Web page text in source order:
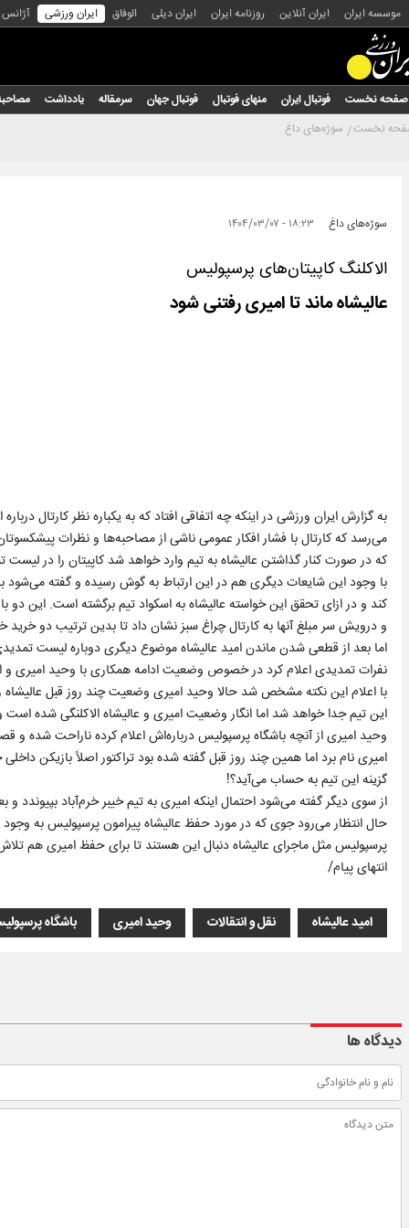
موسسه ایران ایران آنلاین روزنامه ایران ایران دیلی الوفاق ایران ورزشی
صفحه نخست فوتبال ایران منهای فوتبال فوتبال جهان سرمقاله یادداشت
نخست سوژه‌های داغ
سوژه‌های داغ ۱۸:۲۳ - ۱۴۰۴/۰۳/۰۷
الاکلنگ کاپیتان‌های پرسپولیس
عالیشاه ماند تا امیری رفتنی شود
به گزارش ایران ورزشی در اینکه چه اتفاقی افتاد که به یکباره نظر کارتال
می‌رسد که کارتال با فشار افکار عمومی ناشی از مصاحبه‌ها و نظرات
که در صورت کنار گذاشتن عالیشاه به تیم وارد خواهد شد کاپیتان را در
با وجود این شایعات دیگری هم در این ارتباط به گوش رسیده و گفته می‌شود
کند و در ازای تحقق این خواسته عالیشاه به اسکواد تیم برگشته است. این
و درویش سر مبلغ آنها به کارتال چراغ سبز نشان داد تا بدین ترتیب دو
اما بعد از قطعی شدن ماندن امید عالیشاه موضوع دیگری دوباره لیست
نفرات تمدیدی اعلام کرد در خصوص وضعیت ادامه همکاری با وحید امیری
با اعلام این نکته مشخص شد حالا وحید امیری وضعیت چند روز قبل عالیشاه
این تیم جدا خواهد شد اما انگار وضعیت امیری و عالیشاه الاکلنگی شده است
وحید امیری از آنچه باشگاه پرسپولیس درباره‌اش اعلام کرده ناراحت شده و
گزینه این تیم به حساب می‌آید؟!
از سوی دیگر گفته می‌شود احتمال اینکه امیری به تیم خیبر خرم‌آباد
حال انتظار می‌رود جوی که در مورد حفظ عالیشاه پیرامون پرسپولیس به وجود
پرسپولیس مثل ماجرای عالیشاه دنبال این هستند تا برای حفظ امیری هم
انتهای پیام/
امید عالیشاه نقل و انتقالات وحید امیری باشگاه
دیدگاه ها